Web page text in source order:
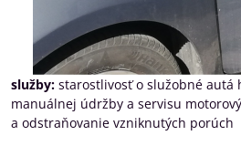
služby: starostlivosť o služobné autá
manuálnej údržby a servisu
a odstraňovanie vzniknutých porúch